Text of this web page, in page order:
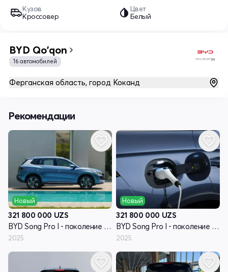
Кузов
Кроссовер
Цвет
Белый
BYD Qo'qon
16 автомобилей
Ферганская область, город Коканд
Рекомендации
Новый
321 800 000 UZS
BYD Song Pro I - поколение рестайлинг
2025
Новый
321 800 000 UZS
BYD Song Pro I - поколение рестайлинг
2025